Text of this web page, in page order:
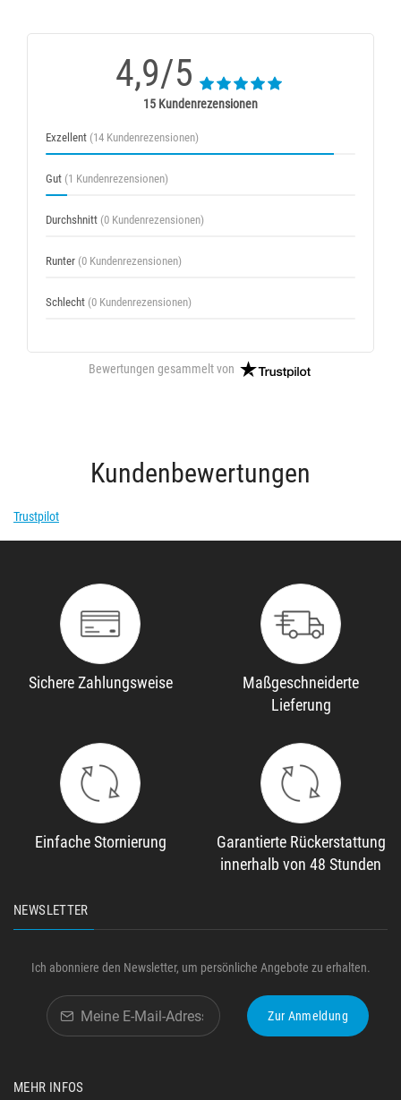
4,9/5
15 Kundenrezensionen
Exzellent (14 Kundenrezensionen)
Gut (1 Kundenrezensionen)
Durchshnitt (0 Kundenrezensionen)
Runter (0 Kundenrezensionen)
Schlecht (0 Kundenrezensionen)
Bewertungen gesammelt von
Kundenbewertungen
Trustpilot
Sichere Zahlungsweise
Maßgeschneiderte
Lieferung
Einfache Stornierung
Garantierte Rückerstattung
innerhalb von 48 Stunden
NEWSLETTER
Ich abonniere den Newsletter, um persönliche Angebote zu erhalten.
Zur Anmeldung
MEHR INFOS